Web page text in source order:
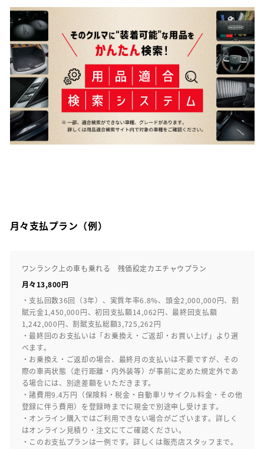
月々支払プラン（例）
ワンランク上の車も乗れる 残価設定カエチャウプラン
月々13,800円
・支払回数36回（3年）、実質年率6.8%、頭金2,000,000円、割
賦元金1,450,000円、初回支払額14,062円、最終回支払額
1,242,000円、割賦支払総額3,725,262円
・最終回のお支払いは「お乗換え・ご返却・お買い上げ」より選
べます。
・お乗換え・ご返却の場合、最終月の支払いは不要ですが、その
際の車両状態（走行距離・内外装等）が事前に定めた規定外であ
る場合には、別途差額をいただきます。
・諸費用9.4万円（保険料・税金・自動車リサイクル料金・その他
登録に伴う費用）を登録時までに現金で別途申し受けます。
・オンライン購入ではご利用できない場合がございます。詳しく
はオンライン見積り・注文にてご確認ください。
・このお支払プランは一例です。詳しくは販売店スタッフまで。